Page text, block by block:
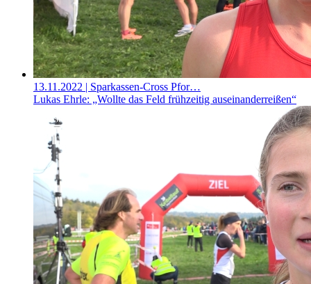
13.11.2022 | Sparkassen-Cross Pfor…
Lukas Ehrle: „Wollte das Feld frühzeitig auseinanderreißen“